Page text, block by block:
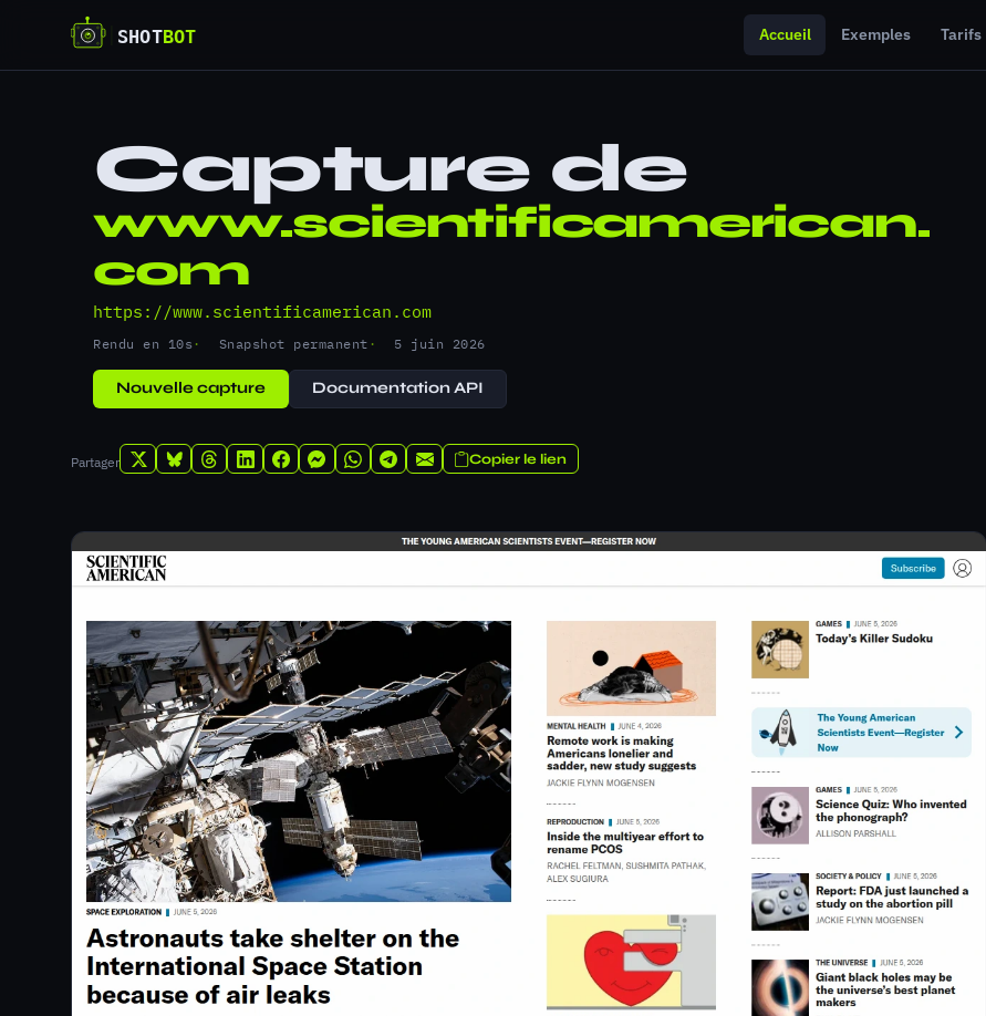
Accueil Exemples Tarifs
Capture de
www.scientificamerican.
com
https://www.scientificamerican.com
Rendu en 10s Snapshot permanent 5 juin 2026
Nouvelle capture Documentation API
Partager Copier le lien